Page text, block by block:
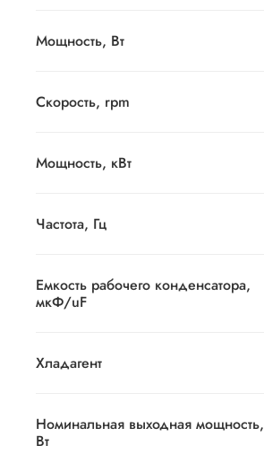
Мощность, Вт
Скорость, rpm
Мощность, кВт
Частота, Гц
Емкость рабочего конденсатора,
мкФ/uF
Хладагент
Номинальная выходная мощность,
Вт